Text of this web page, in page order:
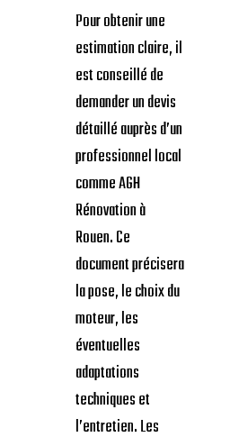
Pour obtenir une
estimation claire, il
est conseillé de
demander un devis
détaillé auprès d’un
professionnel local
comme AGH
Rénovation à
Rouen. Ce
document précisera
la pose, le choix du
moteur, les
éventuelles
adaptations
techniques et
l’entretien. Les